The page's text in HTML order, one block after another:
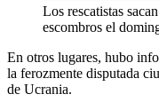
Los rescatistas
escombros el
En otros lugares, hubo
la ferozmente disputada
de Ucrania.